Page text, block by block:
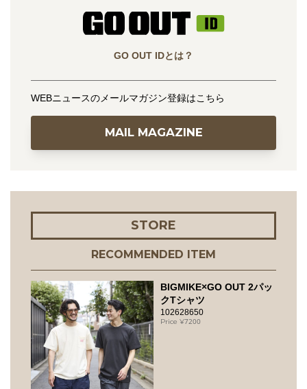
GO OUT IDとは？
WEBニュースのメールマガジン登録はこちら
MAIL MAGAZINE
STORE
RECOMMENDED ITEM
BIGMIKE×GO OUT 2パッ
クTシャツ
102628650
7200